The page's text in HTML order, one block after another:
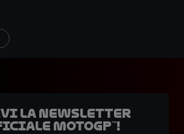
la newsletter
MotoGP™!